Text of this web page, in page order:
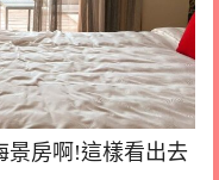
景房啊!這樣看出去